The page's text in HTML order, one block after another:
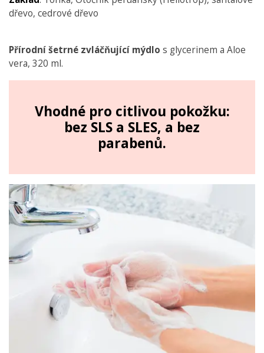
dřevo, cedrové dřevo
Přírodní šetrné zvláčňující mýdlo s glycerinem a Aloe
vera, 320 ml.
Vhodné pro citlivou pokožku:
bez SLS a SLES, a bez
parabenů.